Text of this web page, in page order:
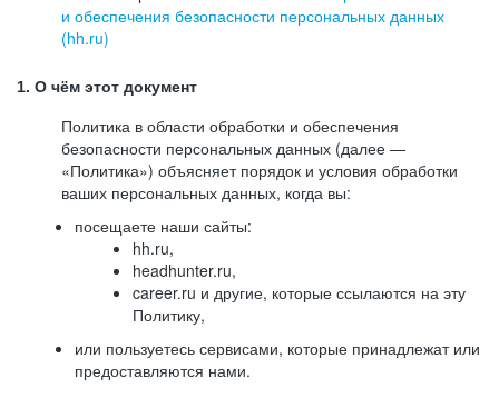
и обеспечения безопасности персональных данных
(hh.ru)
1. О чём этот документ
Политика в области обработки и обеспечения
безопасности персональных данных (далее —
«Политика») объясняет порядок и условия обработки
ваших персональных данных, когда вы:
посещаете наши сайты:
hh.ru,
headhunter.ru,
career.ru и другие, которые ссылаются на эту
Политику,
или пользуетесь сервисами, которые принадлежат или
предоставляются нами.